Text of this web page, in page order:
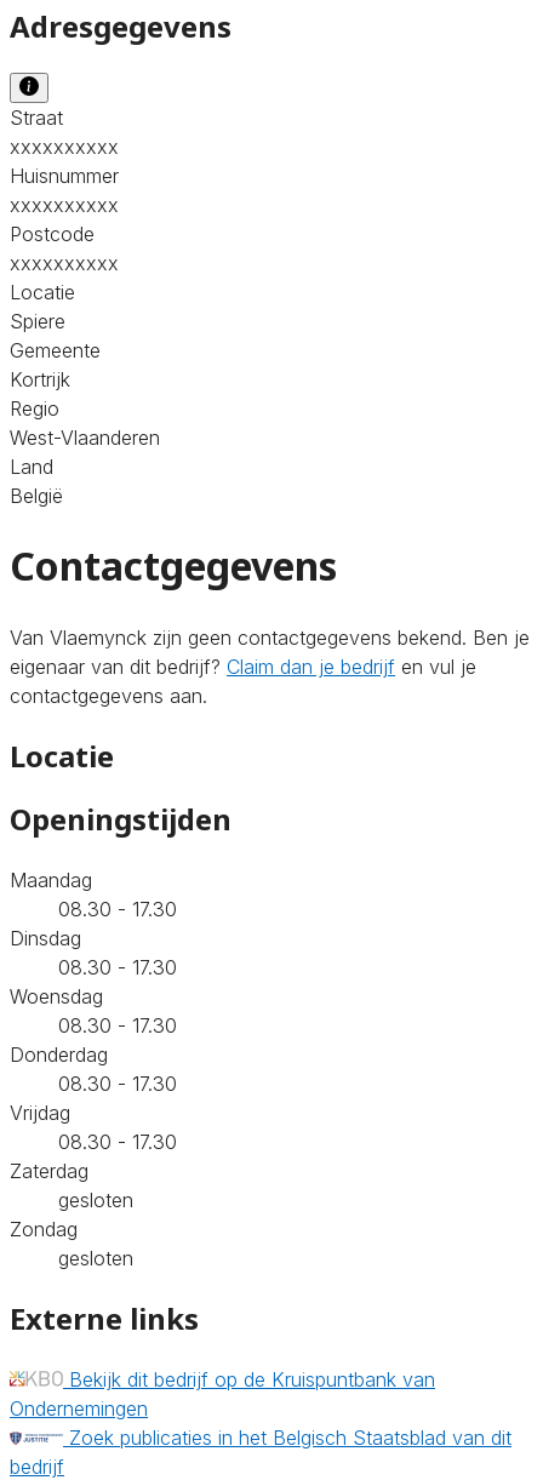
Adresgegevens
Straat
xxxxxxxxxx
Huisnummer
xxxxxxxxxx
Postcode
xxxxxxxxxx
Locatie
Spiere
Gemeente
Kortrijk
Regio
West-Vlaanderen
Land
België
Contactgegevens
Van Vlaemynck zijn geen contactgegevens bekend. Ben je
eigenaar van dit bedrijf? Claim dan je bedrijf en vul je
contactgegevens aan.
Locatie
Openingstijden
Maandag
08.30 - 17.30
Dinsdag
08.30 - 17.30
Woensdag
08.30 - 17.30
Donderdag
08.30 - 17.30
Vrijdag
08.30 - 17.30
Zaterdag
gesloten
Zondag
gesloten
Externe links
Bekijk dit bedrijf op de Kruispuntbank van
Ondernemingen
Zoek publicaties in het Belgisch Staatsblad van dit
bedrijf